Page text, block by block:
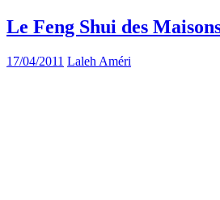
Le Feng Shui des
17/04/2011 Laleh Améri